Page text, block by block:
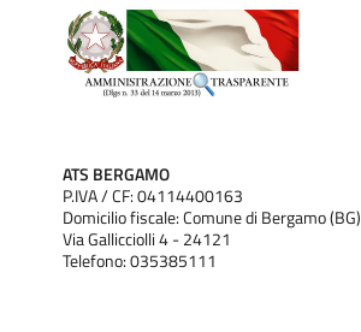
ATS BERGAMO
P.IVA / CF: 04114400163
Domicilio fiscale: Comune di Bergamo (BG)
Via Gallicciolli 4 - 24121
Telefono: 035385111